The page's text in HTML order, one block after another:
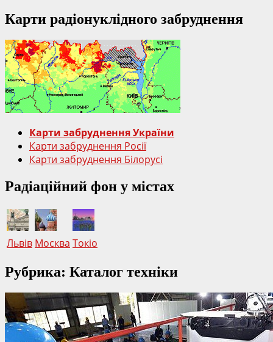
Карти радіонуклідного забруднення
Карти забруднення України
Карти забруднення Росії
Карти забруднення Білорусі
Радіаційний фон у містах
Львів Москва Токіо
Рубрика: Каталог техніки